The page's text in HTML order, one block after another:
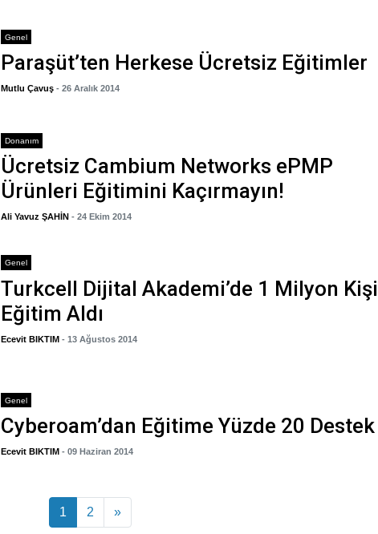
Genel
Paraşüt’ten Herkese Ücretsiz Eğitimler
Mutlu Çavuş - 26 Aralık 2014
Donanım
Ücretsiz Cambium Networks ePMP
Ürünleri Eğitimini Kaçırmayın!
Ali Yavuz ŞAHİN - 24 Ekim 2014
Genel
Turkcell Dijital Akademi’de 1 Milyon Kişi
Eğitim Aldı
Ecevit BIKTIM - 13 Ağustos 2014
Genel
Cyberoam’dan Eğitime Yüzde 20 Destek
Ecevit BIKTIM - 09 Haziran 2014
Yazı dolaşımı
1 2 »